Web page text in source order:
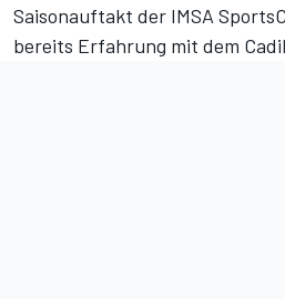
Saisonauftakt der IMSA
bereits Erfahrung mit dem